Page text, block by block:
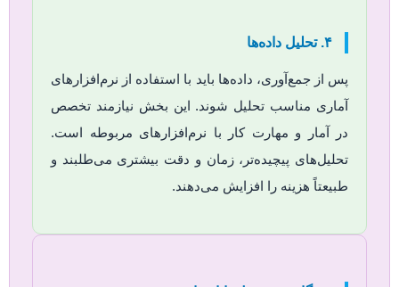
۴. تحلیل داده‌ها
پس از جمع‌آوری، داده‌ها باید با استفاده از نرم‌افزارهای
آماری مناسب تحلیل شوند. این بخش نیازمند تخصص
در آمار و مهارت کار با نرم‌افزارهای مربوطه است.
تحلیل‌های پیچیده‌تر، زمان و دقت بیشتری می‌طلبند و
طبیعتاً هزینه را افزایش می‌دهند.